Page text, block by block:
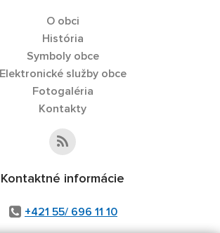
O obci
História
Symboly obce
Elektronické služby obce
Fotogaléria
Kontakty
Kontaktné informácie
+421 55/ 696 11 10